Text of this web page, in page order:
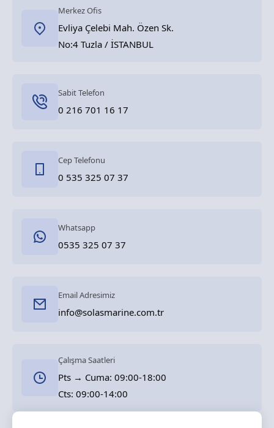
Merkez Ofis
Evliya Çelebi Mah. Özen Sk.
No:4 Tuzla / İSTANBUL
Sabit Telefon
0 216 701 16 17
Cep Telefonu
0 535 325 07 37
Whatsapp
0535 325 07 37
Email Adresimiz
info@solasmarine.com.tr
Çalışma Saatleri
Pts → Cuma: 09:00-18:00
Cts: 09:00-14:00